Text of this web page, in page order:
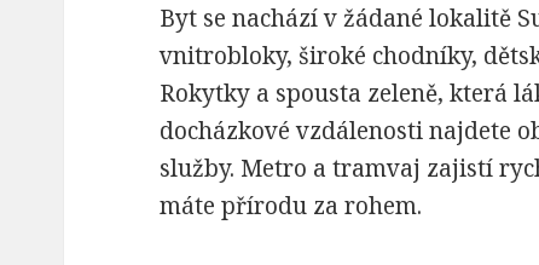
Byt se nachází v žádané lokalitě
vnitrobloky, široké chodníky,
Rokytky a spousta zeleně, která
docházkové vzdálenosti najdete
služby. Metro a tramvaj zajistí
máte přírodu za rohem.